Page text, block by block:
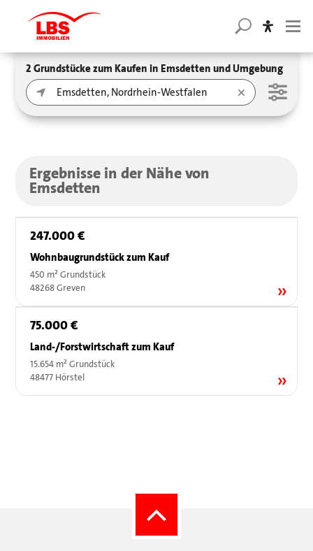
2 Grundstücke zum Kaufen in Emsdetten und Umgebung
Ergebnisse in der Nähe von
Emsdetten
247.000 €
Wohnbaugrundstück zum Kauf
450 m² Grundstück
48268 Greven
75.000 €
Land-/Forstwirtschaft zum Kauf
15.654 m² Grundstück
48477 Hörstel